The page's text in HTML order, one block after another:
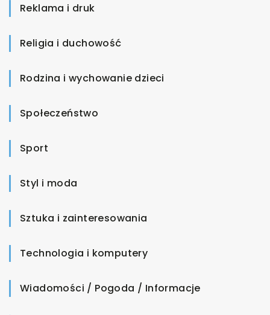
Reklama i druk
Religia i duchowość
Rodzina i wychowanie dzieci
Społeczeństwo
Sport
Styl i moda
Sztuka i zainteresowania
Technologia i komputery
Wiadomości / Pogoda / Informacje